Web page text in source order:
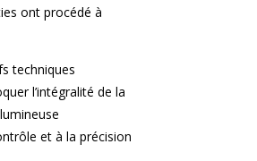
ont procédé à
techniques
l’intégralité de la
et à la précision